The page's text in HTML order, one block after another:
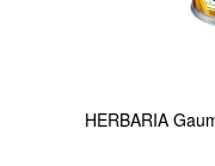
HERBARIA